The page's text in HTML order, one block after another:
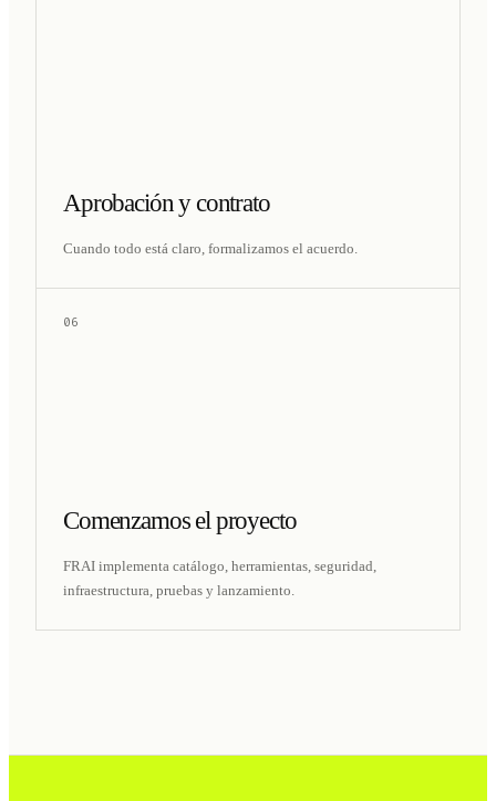
Aprobación y contrato
Cuando todo está claro, formalizamos el acuerdo.
06
Comenzamos el proyecto
FRAI implementa catálogo, herramientas, seguridad,
infraestructura, pruebas y lanzamiento.